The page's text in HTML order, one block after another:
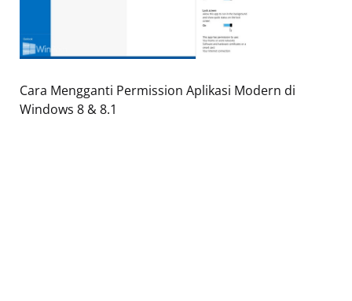
Cara Mengganti Permission Aplikasi Modern di
Windows 8 & 8.1